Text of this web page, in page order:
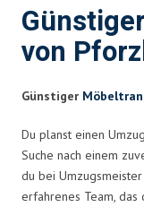
von
Günstiger
Du planst einen
Suche nach einem
du bei
erfahrenes Team,